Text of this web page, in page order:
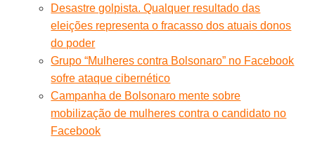
Desastre golpista. Qualquer resultado das
eleições representa o fracasso dos atuais donos
do poder
Grupo “Mulheres contra Bolsonaro” no Facebook
sofre ataque cibernético
Campanha de Bolsonaro mente sobre
mobilização de mulheres contra o candidato no
Facebook